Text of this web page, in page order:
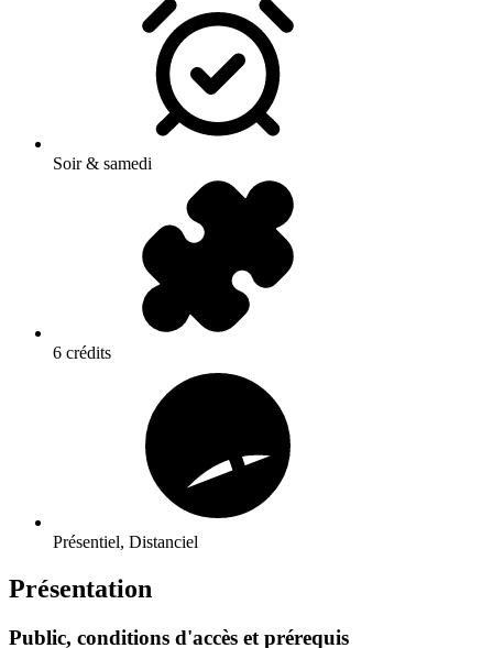
Soir & samedi
6 crédits
Présentiel, Distanciel
Présentation
Public, conditions d'accès et prérequis